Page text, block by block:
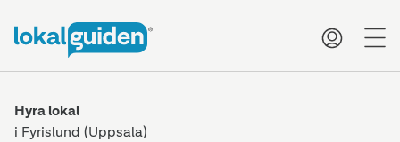
Hyra lokal
i Fyrislund (Uppsala)